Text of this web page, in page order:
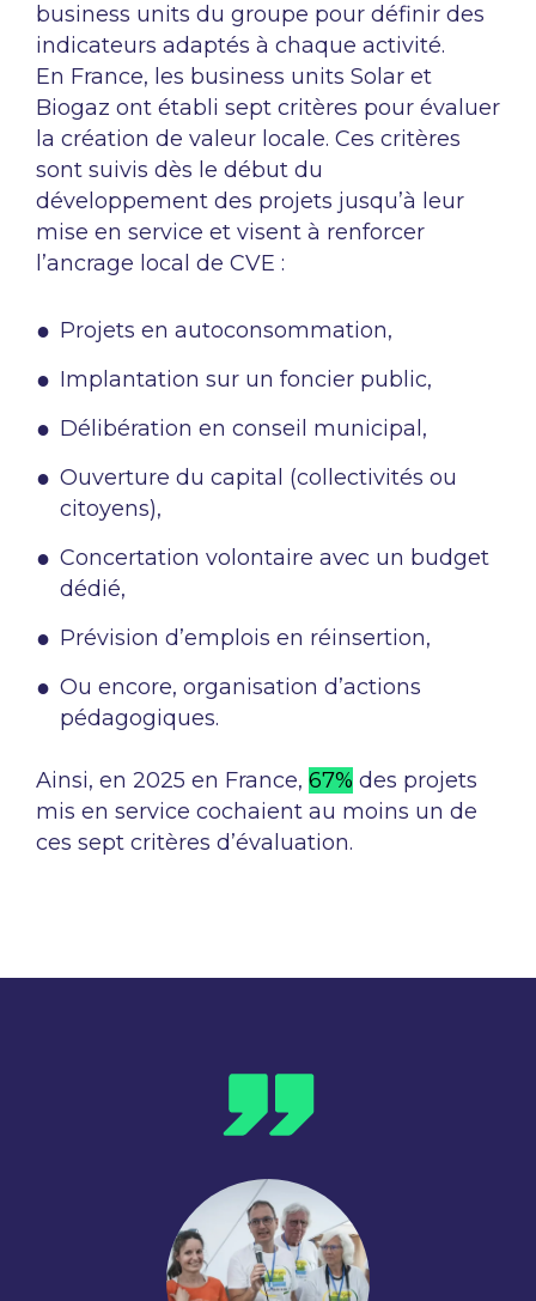
business units du groupe pour définir des
indicateurs adaptés à chaque activité.
En France, les business units Solar et
Biogaz ont établi sept critères pour évaluer
la création de valeur locale. Ces critères
sont suivis dès le début du
développement des projets jusqu’à leur
mise en service et visent à renforcer
l’ancrage local de CVE :
Projets en autoconsommation,
Implantation sur un foncier public,
Délibération en conseil municipal,
Ouverture du capital (collectivités ou
citoyens),
Concertation volontaire avec un budget
dédié,
Prévision d’emplois en réinsertion,
Ou encore, organisation d’actions
pédagogiques.
Ainsi, en 2025 en France, 67% des projets
mis en service cochaient au moins un de
ces sept critères d’évaluation.